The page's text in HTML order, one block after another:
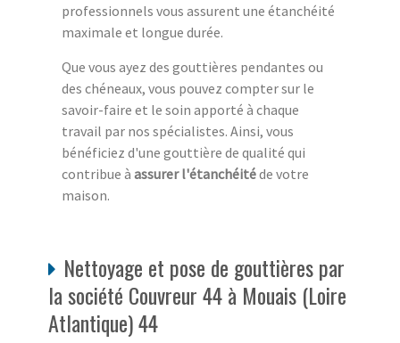
professionnels vous assurent une étanchéité
maximale et longue durée.
Que vous ayez des gouttières pendantes ou
des chéneaux, vous pouvez compter sur le
savoir-faire et le soin apporté à chaque
travail par nos spécialistes. Ainsi, vous
bénéficiez d'une gouttière de qualité qui
contribue à assurer l'étanchéitéde votre
maison.
Nettoyage et pose de gouttières par
la société Couvreur 44 à Mouais (Loire
Atlantique) 44